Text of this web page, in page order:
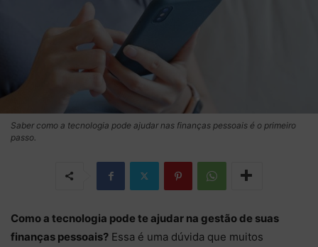
Saber como a tecnologia pode ajudar nas finanças pessoais é o primeiro
passo.
Como a tecnologia pode te ajudar na gestão de suas
finanças pessoais? Essa é uma dúvida que muitos